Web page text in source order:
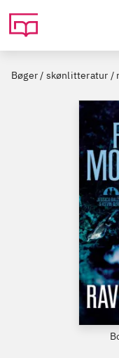
Bøger / skønlitteratur /